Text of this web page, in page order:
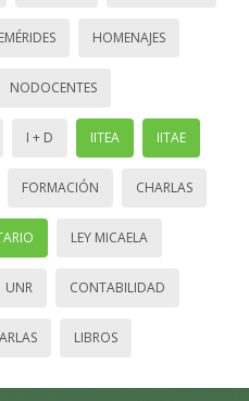
HOMENAJES
NODOCENTES
I + D IITEA IITAE
FORMACIÓN CHARLAS
LEY MICAELA
UNR CONTABILIDAD
LIBROS